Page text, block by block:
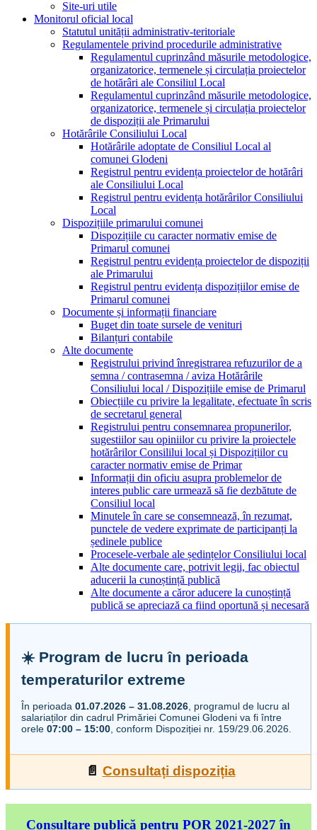
Site-uri utile
Monitorul oficial local
Statutul unității administrativ-teritoriale
Regulamentele privind procedurile administrative
Regulamentul cuprinzând măsurile metodologice,
organizatorice, termenele și circulația proiectelor
de hotărâri ale Consiliul Local
Regulamentul cuprinzând măsurile metodologice,
organizatorice, termenele și circulația proiectelor
de dispoziții ale Primarului
Hotărârile Consiliului Local
Hotărârile adoptate de Consiliul Local al
comunei Glodeni
Registrul pentru evidența proiectelor de hotărâri
ale Consiliului Local
Registrul pentru evidența hotărârilor Consiliului
Local
Dispozițiile primarului comunei
Dispozițiile cu caracter normativ emise de
Primarul comunei
Registrul pentru evidența proiectelor de dispoziții
ale Primarului
Registrul pentru evidența dispozițiilor emise de
Primarul comunei
Documente și informații financiare
Buget din toate sursele de venituri
Bilanțuri contabile
Alte documente
Registrului privind înregistrarea refuzurilor de a
semna / contrasemna / aviza Hotărârile
Consiliului local / Dispozițiile emise de Primarul
Obiecțiile cu privire la legalitate, efectuate în scris
de secretarul general
Registrului pentru consemnarea propunerilor,
sugestiilor sau opiniilor cu privire la proiectele
hotărârilor Consililui local și Dispozițiilor cu
caracter normativ emise de Primar
Informații din oficiu asupra problemelor de
interes public care urmează să fie dezbătute de
Consiliul local
Minutele în care se consemnează, în rezumat,
punctele de vedere exprimate de participanți la
ședinele publice
Procesele-verbale ale ședințelor Consiliului local
Alte documente care, potrivit legii, fac obiectul
aducerii la cunoștință publică
Alte documente a căror aducere la cunoștință
publică se apreciază ca fiind oportună și necesară
☀️ Program de lucru în perioada
temperaturilor extreme
În perioada 01.07.2026 – 31.08.2026 , programul de lucru al
salariaților din cadrul Primăriei Comunei Glodeni va fi între
orele 07:00 – 15:00 , conform Dispoziției nr. 159/29.06.2026.
📄 Consultați dispoziția
Consultare publică pentru POR 2021-2027 în